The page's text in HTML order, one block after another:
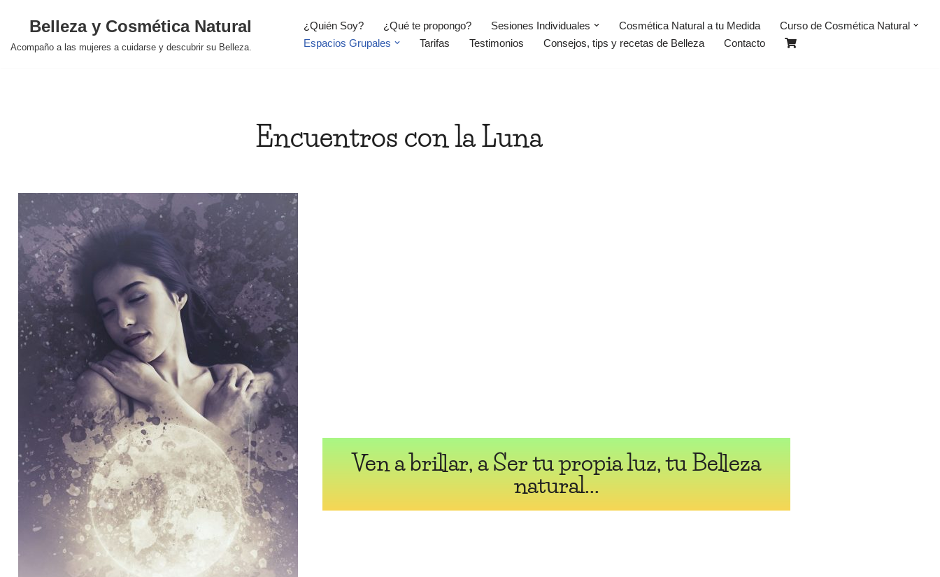
Belleza y Cosmética Natural
Acompaño a las mujeres a cuidarse y descubrir su Belleza.
¿Quién Soy? ¿Qué te propongo? Sesiones Individuales Cosmética Natural a tu Medida
Curso de Cosmética Natural
Espacios Grupales
Tarifas Testimonios Consejos, tips y recetas de Belleza Contacto
Encuentros con la Luna
Ven a brillar, a Ser tu propia luz, tu Belleza
natural...